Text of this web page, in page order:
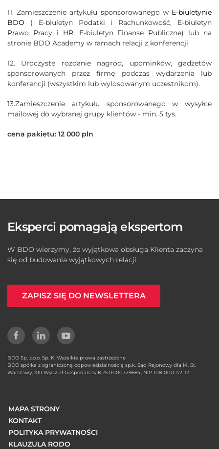
11. Zamieszczenie artykułu sponsorowanego w E-biuletynie
BDO ( E-biuletyn Podatki i Rachunkowość, E-biuletyn
Prawo Pracy i HR, E-biuletyn Finanse Publiczne) lub na
stronie BDO Academy w ramach relacji z konferencji
12. Uroczyste rozdanie nagród, upominków, gadżetów
sponsorowanych przez firmę podczas wydarzenia lub
konferencji (wszystkim lub wylosowanym uczestnikom).
13.Zamieszczenie artykułu sponsorowanego w wysyłce
mailowej do wybranej grupy klientów - min. 5 tys.
cena pakietu: 12 000 pln
Eksperci pomagają ekspertom
W BDO wierzymy, że wyjątkowa obsługa Klienta zaczyna
się od budowania wyjątkowych relacji.
ZAPISZ SIĘ DO NEWSLETTERA
BDO Sp. z.o.o. Sp. K. Wszelkie prawa zastrzeżone
BDO spółka z ograniczoną odpowiedzialnością sp.k. Sąd Rejonowy dla M. St.
Warszawy, XIII Wydział Gospodarczy KRS 0000729684, NIP 108-000-42-12
MAPA STRONY
KONTAKT
POLITYKA PRYWATNOŚCI
KLAUZULA RODO